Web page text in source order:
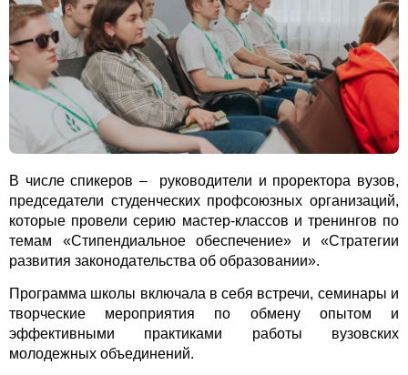
В числе спикеров – руководители и проректора вузов,
председатели студенческих профсоюзных организаций,
которые провели серию мастер-классов и тренингов по
темам «Стипендиальное обеспечение» и «Стратегии
развития законодательства об образовании».
Программа школы включала в себя встречи, семинары и
творческие мероприятия по обмену опытом и
эффективными практиками работы вузовских
молодежных объединений.